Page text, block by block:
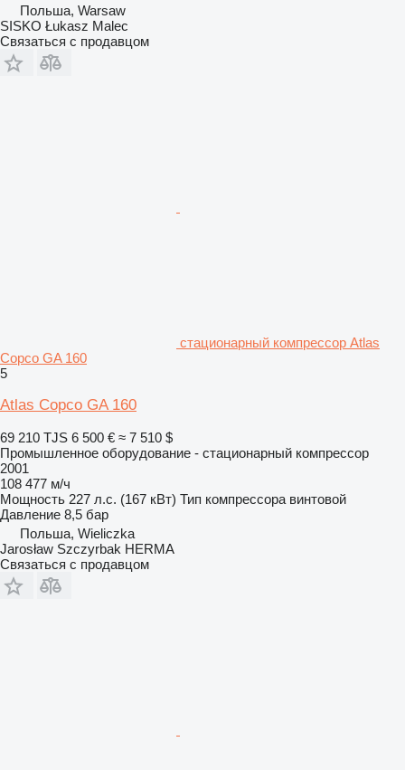
Польша, Warsaw
SISKO Łukasz Malec
Связаться с продавцом
стационарный компрессор Atlas
Copco GA 160
5
Atlas Copco GA 160
69 210 TJS 6 500 € ≈ 7 510 $
Промышленное оборудование - стационарный компрессор
2001
108 477 м/ч
Мощность 227 л.с. (167 кВт) Тип компрессора винтовой
Давление 8,5 бар
Польша, Wieliczka
Jarosław Szczyrbak HERMA
Связаться с продавцом